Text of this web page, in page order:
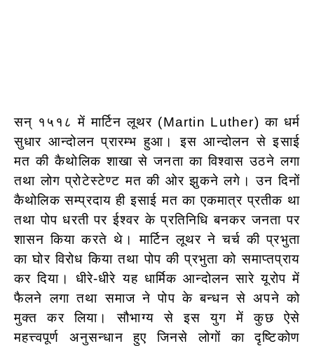
सन् १५१८ में मार्टिन लूथर (Martin Luther) का धर्म
सुधार आन्दोलन प्रारम्भ हुआ। इस आन्दोलन से इसाई
मत की कैथोलिक शाखा से जनता का विश्वास उठने लगा
तथा लोग प्रोटेस्टेण्ट मत की ओर झुकने लगे। उन दिनों
कैथोलिक सम्प्रदाय ही इसाई मत का एकमात्र प्रतीक था
तथा पोप धरती पर ईश्वर के प्रतिनिधि बनकर जनता पर
शासन किया करते थे। मार्टिन लूथर ने चर्च की प्रभुता
का घोर विरोध किया तथा पोप की प्रभुता को समाप्तप्राय
कर दिया। धीरे-धीरे यह धार्मिक आन्दोलन सारे यूरोप में
फैलने लगा तथा समाज ने पोप के बन्धन से अपने को
मुक्त कर लिया। सौभाग्य से इस युग में कुछ ऐसे
महत्त्वपूर्ण अनुसन्धान हुए जिनसे लोगों का दृष्टिकोण